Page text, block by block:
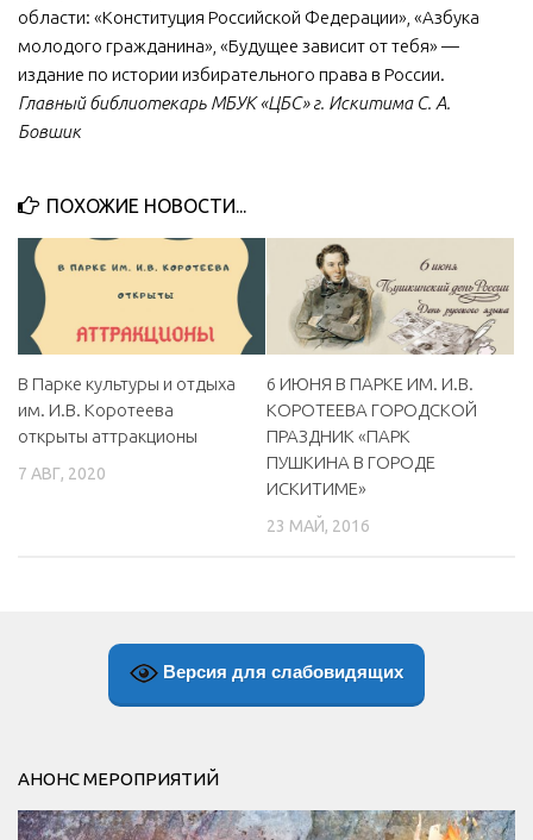
области: «Конституция Российской Федерации», «Азбука
молодого гражданина», «Будущее зависит от тебя» —
издание по истории избирательного права в России.
Главный библиотекарь МБУК «ЦБС» г. Искитима С. А.
Бовшик
ПОХОЖИЕ НОВОСТИ...
В Парке культуры и отдыха
им. И.В. Коротеева
открыты аттракционы
7 АВГ, 2020
6 ИЮНЯ В ПАРКЕ ИМ. И.В.
КОРОТЕЕВА ГОРОДСКОЙ
ПРАЗДНИК «ПАРК
ПУШКИНА В ГОРОДЕ
ИСКИТИМЕ»
23 МАЙ, 2016
Версия для слабовидящих
АНОНС МЕРОПРИЯТИЙ